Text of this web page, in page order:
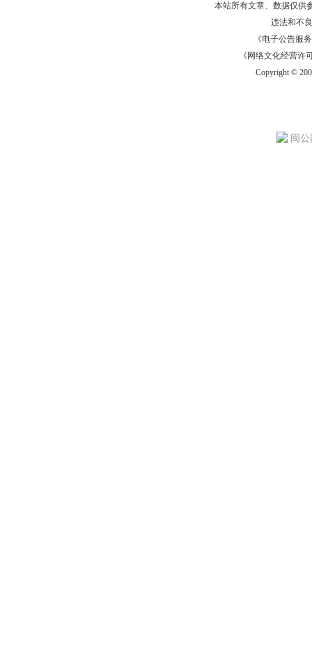
本站所有文章、数据仅供
违法和不
《电子公告服务
《网络文化经营许
Copyright ©
闽公